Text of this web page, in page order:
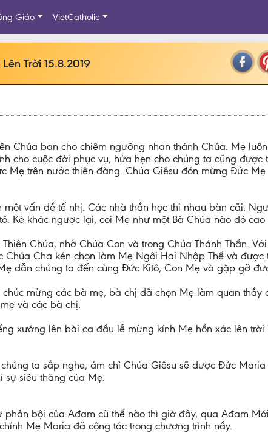
Giáo VietCatholic
Trời 15.8.2019
Chúa ban cho chiêm ngưỡng nhan thánh Chúa. Mẹ
cho cuộc đời phục vụ, hứa hẹn cho chúng ta cũng
trên nước thiên đàng. Chúa Giêsu đón mừng Đức
vấn đề tế nhị. Các nhà thần học thi nhau bàn cãi:
Kẻ khác ngược lại, coi Mẹ như một Bà Chúa nào đó
Chúa, nhờ Chúa Con và trong Chúa Thánh Thần.
Cha kén chọn làm Mẹ Ngôi Hai Nhập Thể và được
dẫn chúng ta đến cùng Ðức Kitô, Con Mẹ và gặp gỡ
mừng các bà mẹ, bà chị đã chọn Mẹ làm quan thầy
và các bà chị.
xướng lên bài ca đầu lễ mừng kính Mẹ hồn xác lên trời
ta sắp nghe, ám chỉ Chúa Giêsu sẽ được Ðức
sự siêu thăng của Mẹ.
phản bội của Ađam cũ thế nào thì giờ đây, qua Ađam
Mẹ Maria đã cộng tác trong chương trình nầy.